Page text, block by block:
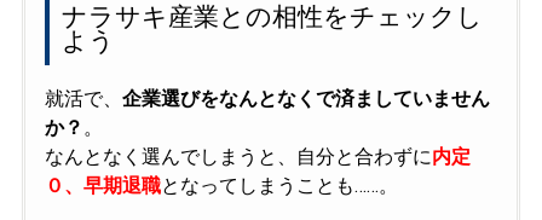
ナラサキ産業との相性をチェックし
よう
就活で、 企業選びをなんとなくで済ましていません
か？ 。
なんとなく選んでしまうと、自分と合わずに内定
０、早期退職となってしまうことも……。